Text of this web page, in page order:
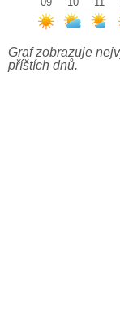
Graf zobrazuje
příštích dnů.